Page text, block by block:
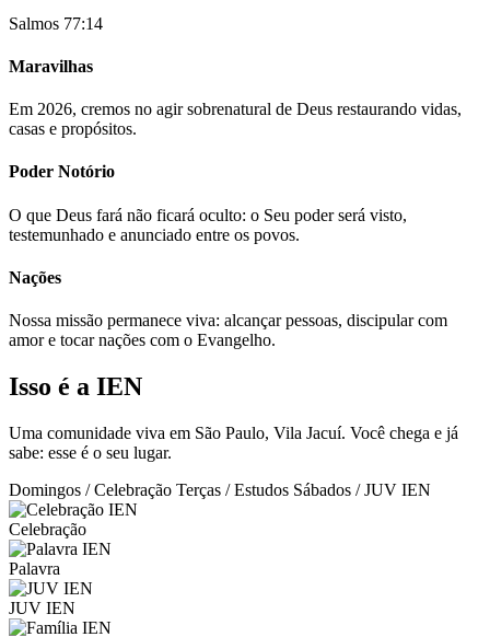
Salmos 77:14
Maravilhas
Em 2026, cremos no agir sobrenatural de Deus restaurando vidas,
casas e propósitos.
Poder Notório
O que Deus fará não ficará oculto: o Seu poder será visto,
testemunhado e anunciado entre os povos.
Nações
Nossa missão permanece viva: alcançar pessoas, discipular com
amor e tocar nações com o Evangelho.
Isso é a IEN
Uma comunidade viva em São Paulo, Vila Jacuí. Você chega e já
sabe: esse é o seu lugar.
Domingos / Celebração Terças / Estudos Sábados / JUV IEN
Celebração
Palavra
JUV IEN